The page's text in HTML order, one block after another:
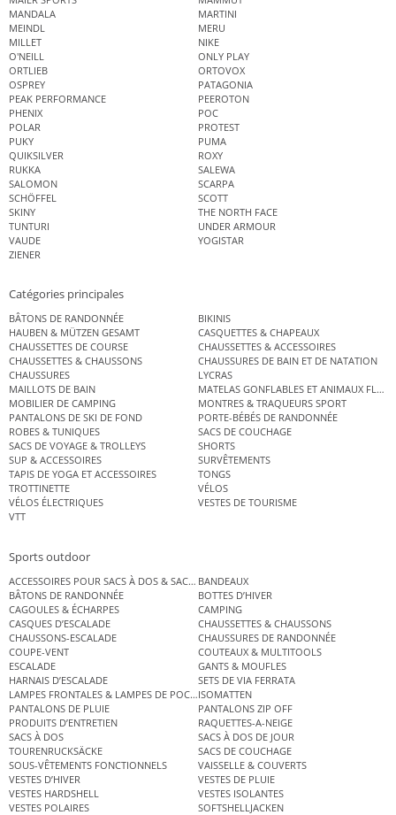
MANDALA
MARTINI
MEINDL
MERU
MILLET
NIKE
O'NEILL
ONLY PLAY
ORTLIEB
ORTOVOX
OSPREY
PATAGONIA
PEAK PERFORMANCE
PEEROTON
PHENIX
POC
POLAR
PROTEST
PUKY
PUMA
QUIKSILVER
ROXY
RUKKA
SALEWA
SALOMON
SCARPA
SCHÖFFEL
SCOTT
SKINY
THE NORTH FACE
TUNTURI
UNDER ARMOUR
VAUDE
YOGISTAR
ZIENER
Catégories principales
BÂTONS DE RANDONNÉE
BIKINIS
HAUBEN & MÜTZEN GESAMT
CASQUETTES & CHAPEAUX
CHAUSSETTES DE COURSE
CHAUSSETTES & ACCESSOIRES
CHAUSSETTES & CHAUSSONS
CHAUSSURES DE BAIN ET DE NATATION
CHAUSSURES
LYCRAS
MAILLOTS DE BAIN
MATELAS GONFLABLES ET ANIMAUX
MOBILIER DE CAMPING
MONTRES & TRAQUEURS SPORT
PANTALONS DE SKI DE FOND
PORTE-BÉBÉS DE RANDONNÉE
ROBES & TUNIQUES
SACS DE COUCHAGE
SACS DE VOYAGE & TROLLEYS
SHORTS
SUP & ACCESSOIRES
SURVÊTEMENTS
TAPIS DE YOGA ET ACCESSOIRES
TONGS
TROTTINETTE
VÉLOS
VÉLOS ÉLECTRIQUES
VESTES DE TOURISME
VTT
Sports outdoor
ACCESSOIRES POUR SACS À DOS & SACS ÉTANCHES
BANDEAUX
BÂTONS DE RANDONNÉE
BOTTES D’HIVER
CAGOULES & ÉCHARPES
CAMPING
CASQUES D’ESCALADE
CHAUSSETTES & CHAUSSONS
CHAUSSONS-ESCALADE
CHAUSSURES DE RANDONNÉE
COUPE-VENT
COUTEAUX & MULTITOOLS
ESCALADE
GANTS & MOUFLES
HARNAIS D’ESCALADE
SETS DE VIA FERRATA
LAMPES FRONTALES & LAMPES DE POCHEISOMATTEN
PANTALONS DE PLUIE
PANTALONS ZIP OFF
PRODUITS D’ENTRETIEN
RAQUETTES-A-NEIGE
SACS À DOS
SACS À DOS DE JOUR
TOURENRUCKSÄCKE
SACS DE COUCHAGE
SOUS-VÊTEMENTS FONCTIONNELS
VAISSELLE & COUVERTS
VESTES D’HIVER
VESTES DE PLUIE
VESTES HARDSHELL
VESTES ISOLANTES
VESTES POLAIRES
SOFTSHELLJACKEN